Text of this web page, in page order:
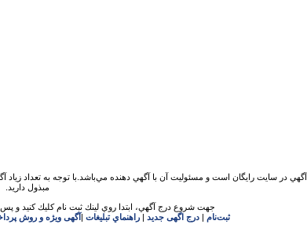
در سايت رايگان است و مسئوليت آن با آگهي دهنده مي‌باشد.با توجه به تعداد زياد
مبذول داريد.
جهت شروع درج آگهي، ابتدا روي لينك ثبت نام كليك كنيد و
ثبت‌نام | درج اگهی جدید | راهنماي تبليغات |آگهی ویژه و روش